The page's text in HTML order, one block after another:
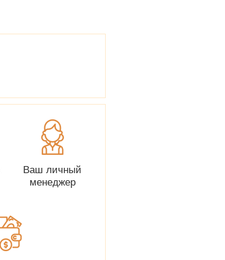
Ваш личный
менеджер